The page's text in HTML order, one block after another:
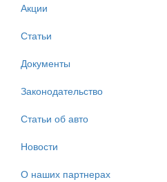
Акции
Статьи
Документы
Законодательство
Статьи об авто
Новости
О наших партнерах